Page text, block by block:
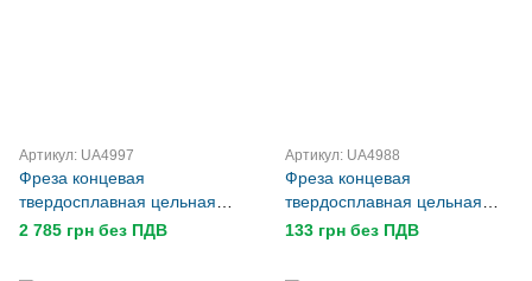
Артикул: UA4997
Фреза концевая
твердосплавная цельная
ВК8 Ф16мм z4
2 785 грн без ПДВ
Артикул: UA4988
Фреза концевая
твердосплавная цельная
ВК8 Ф2мм z4
133 грн без ПДВ